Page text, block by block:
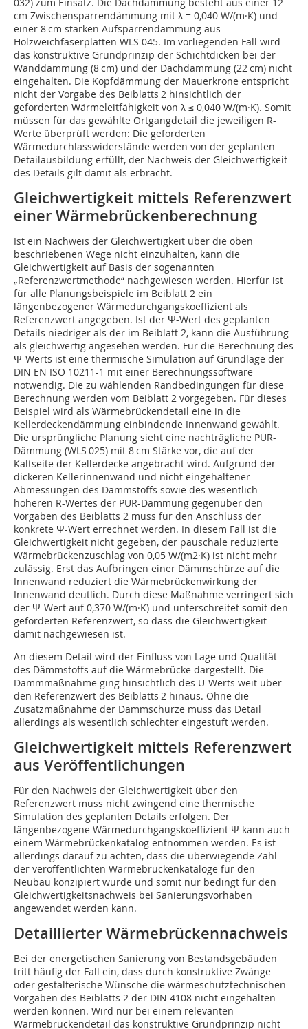
032) zum Einsatz. Die Dachdämmung besteht aus einer 12
cm Zwischensparrendämmung mit λ = 0,040 W/(m·K) und
einer 8 cm starken Aufsparrendämmung aus
Holzweichfaserplatten WLS 045. Im vorliegenden Fall wird
das konstruktive Grundprinzip der Schichtdicken bei der
Wanddämmung (8 cm) und der Dachdämmung (22 cm) nicht
eingehalten. Die Kopfdämmung der Mauerkrone entspricht
nicht der Vorgabe des Beiblatts 2 hinsichtlich der
geforderten Wärmeleitfähigkeit von λ ≤ 0,040 W/(m·K). Somit
müssen für das gewählte Ortgangdetail die jeweiligen R-
Werte überprüft werden: Die geforderten
Wärmedurchlasswiderstände werden von der geplanten
Detailausbildung erfüllt, der Nachweis der Gleichwertigkeit
des Details gilt damit als erbracht.
Gleichwertigkeit mittels Referenzwert
einer Wärmebrückenberechnung
Ist ein Nachweis der Gleichwertigkeit über die oben
beschriebenen Wege nicht einzuhalten, kann die
Gleichwertigkeit auf Basis der so­genannten
„Referenzwertmethode“ nachgewiesen werden. Hierfür ist
für alle Planungsbeispiele im Beiblatt 2 ein
längenbezogener Wärmedurchgangskoeffizient als
Referenzwert angegeben. Ist der Ψ-Wert des geplanten
Details niedriger als der im Beiblatt 2, kann die Ausführung
als gleichwertig angesehen werden. Für die Berechnung des
Ψ-Werts ist eine thermische Simulation auf Grundlage der
DIN EN ISO 10211-1 mit einer Berechnungssoftware
notwendig. Die zu wählenden Randbedingungen für diese
Berechnung werden vom Beiblatt 2 vorgegeben. Für dieses
Beispiel wird als Wärmebrückendetail eine in die
Kellerdeckendämmung einbindende Innenwand gewählt.
Die ursprüngliche Planung sieht eine nachträgliche PUR-
Dämmung (WLS 025) mit 8 cm Stärke vor, die auf der
Kaltseite der Kellerdecke angebracht wird. Aufgrund der
dickeren Kellerinnenwand und nicht eingehaltener
Abmessungen des Dämmstoffs sowie des wesentlich
höheren R-Wertes der PUR-Dämmung gegenüber den
Vorgaben des Beiblatts 2 muss für den Anschluss der
konkrete Ψ-Wert errechnet werden. In diesem Fall ist die
Gleichwertigkeit nicht gegeben, der pauschale reduzierte
Wärmebrückenzuschlag von 0,05 W/(m2·K) ist nicht mehr
zulässig. Erst das Aufbringen einer Dämmschürze auf die
Innenwand reduziert die Wärmebrückenwirkung der
Innenwand deutlich. Durch diese Maßnahme verringert sich
der Ψ-Wert auf 0,370 W/(m·K) und unterschreitet somit den
geforderten Referenzwert, so dass die Gleichwertigkeit
damit nachgewiesen ist.
An diesem Detail wird der Einfluss von Lage und Qualität
des Dämmstoffs auf die Wärmebrücke dargestellt. Die
Dämmmaßnahme ging hinsichtlich des U-Werts weit über
den Referenzwert des Beiblatts 2 hinaus. Ohne die
Zusatzmaßnahme der Dämmschürze muss das Detail
allerdings als wesentlich schlechter eingestuft werden.
Gleichwertigkeit mittels Referenzwert
aus Veröffentlichungen
Für den Nachweis der Gleichwertigkeit über den
Referenzwert muss nicht zwingend eine thermische
Simulation des geplanten Details erfolgen. Der
längenbezogene Wärmedurchgangskoeffizient Ψ kann auch
einem Wärmebrückenkatalog entnommen werden. Es ist
allerdings darauf zu achten, dass die überwiegende Zahl
der veröffentlichten Wärmebrückenkataloge für den
Neubau konzipiert wurde und somit nur bedingt für den
Gleichwertigkeitsnachweis bei Sanierungsvorhaben
angewendet werden kann.
Detaillierter Wärmebrückennachweis
Bei der energetischen Sanierung von Bestandsgebäuden
tritt häufig der Fall ein, dass durch konstruktive Zwänge
oder gestalterische Wünsche die wärmeschutztechnischen
Vorgaben des Beiblatts 2 der DIN 4108 nicht eingehalten
werden können. Wird nur bei einem relevanten
Wärmebrückendetail das konstruktive Grundprinzip nicht